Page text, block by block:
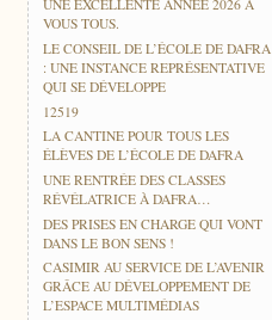
UNE EXCELLENTE ANNÉE 2026 À
VOUS TOUS.
LE CONSEIL DE L’ÉCOLE DE DAFRA
: UNE INSTANCE REPRÉSENTATIVE
QUI SE DÉVELOPPE
12519
LA CANTINE POUR TOUS LES
ÉLÈVES DE L’ÉCOLE DE DAFRA
UNE RENTRÉE DES CLASSES
RÉVÉLATRICE À DAFRA…
DES PRISES EN CHARGE QUI VONT
DANS LE BON SENS !
CASIMIR AU SERVICE DE L’AVENIR
GRÂCE AU DÉVELOPPEMENT DE
L’ESPACE MULTIMÉDIAS